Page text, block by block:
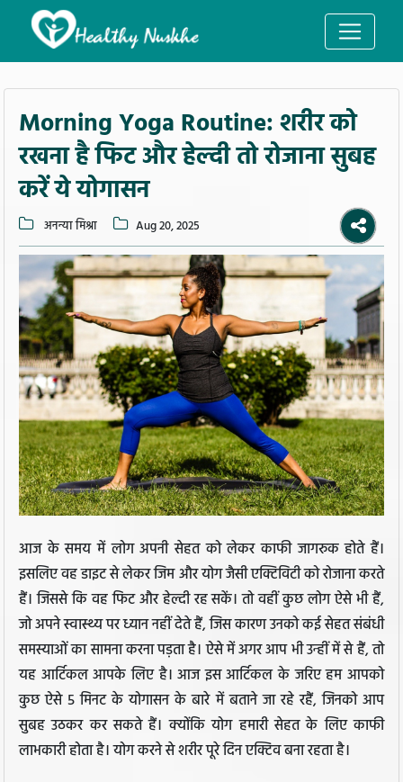
Morning Yoga Routine: शरीर को
रखना है फिट और हेल्दी तो रोजाना सुबह
करें ये योगासन
अनन्या मिश्रा Aug 20, 2025
आज के समय में लोग अपनी सेहत को लेकर काफी जागरुक होते हैं।
इसलिए वह डाइट से लेकर जिम और योग जैसी एक्टिविटी को रोजाना करते
हैं। जिससे कि वह फिट और हेल्दी रह सकें। तो वहीं कुछ लोग ऐसे भी हैं,
जो अपने स्वास्थ्य पर ध्यान नहीं देते हैं, जिस कारण उनको कई सेहत संबंधी
समस्याओं का सामना करना पड़ता है। ऐसे में अगर आप भी उन्हीं में से हैं, तो
यह आर्टिकल आपके लिए है। आज इस आर्टिकल के जरिए हम आपको
कुछ ऐसे 5 मिनट के योगासन के बारे में बताने जा रहे रहैं, जिनको आप
सुबह उठकर कर सकते हैं। क्योंकि योग हमारी सेहत के लिए काफी
लाभकारी होता है। योग करने से शरीर पूरे दिन एक्टिव बना रहता है।